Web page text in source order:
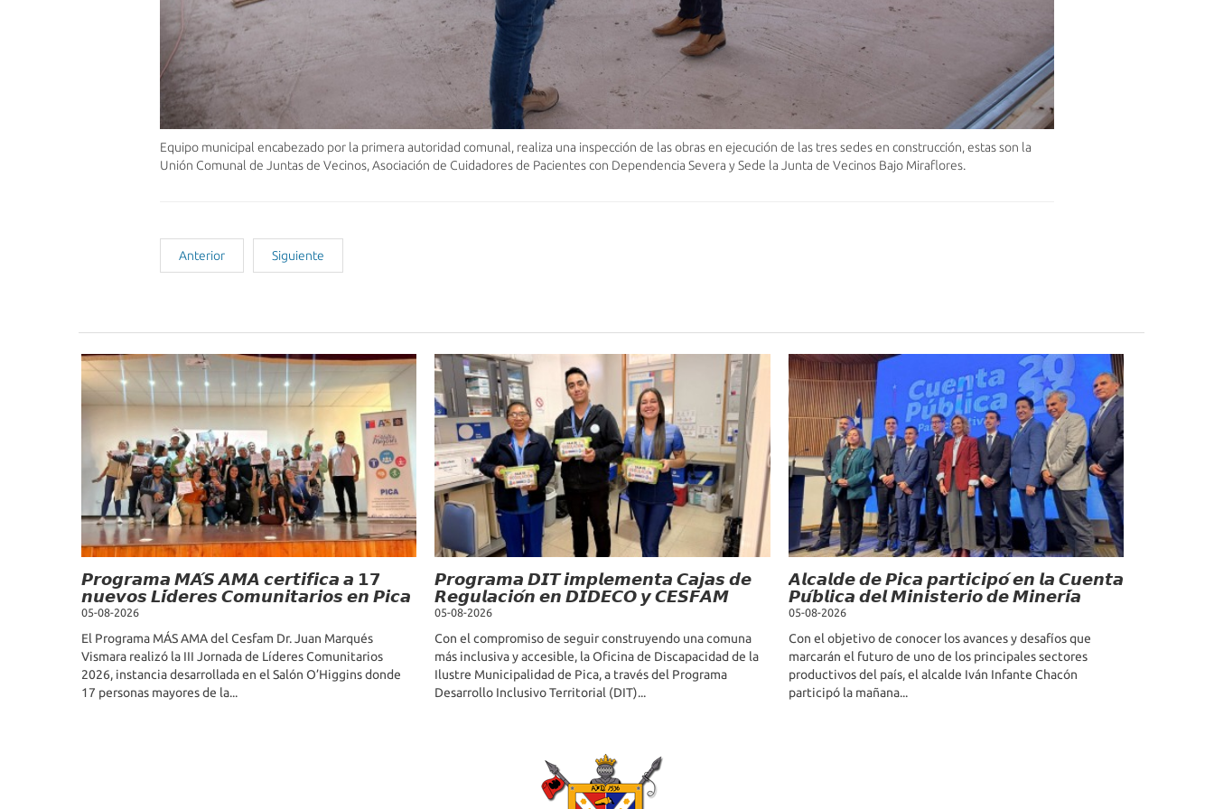
Equipo municipal encabezado por la primera autoridad comunal, realiza una inspección de las obras en ejecución de las tres sedes en construcción, estas son la
Unión Comunal de Juntas de Vecinos, Asociación de Cuidadores de Pacientes con Dependencia Severa y Sede la Junta de Vecinos Bajo Miraflores.
Anterior Siguiente
𝙋𝙧𝙤𝙜𝙧𝙖𝙢𝙖 𝙈𝘼́𝙎 𝘼𝙈𝘼 𝙘𝙚𝙧𝙩𝙞𝙛𝙞𝙘𝙖 𝙖 𝟭𝟳
𝙣𝙪𝙚𝙫𝙤𝙨 𝙇𝙞́𝙙𝙚𝙧𝙚𝙨 𝘾𝙤𝙢𝙪𝙣𝙞𝙩𝙖𝙧𝙞𝙤𝙨 𝙚𝙣 𝙋𝙞𝙘𝙖
05-08-2026
El Programa MÁS AMA del Cesfam Dr. Juan Marqués
Vismara realizó la III Jornada de Líderes Comunitarios
2026, instancia desarrollada en el Salón O’Higgins donde
17 personas mayores de la...
𝙋𝙧𝙤𝙜𝙧𝙖𝙢𝙖 𝘿𝙄𝙏 𝙞𝙢𝙥𝙡𝙚𝙢𝙚𝙣𝙩𝙖 𝘾𝙖𝙟𝙖𝙨 𝙙𝙚
𝙍𝙚𝙜𝙪𝙡𝙖𝙘𝙞𝙤́𝙣 𝙚𝙣 𝘿𝙄𝘿𝙀𝘾𝙊 𝙮 𝘾𝙀𝙎𝙁𝘼𝙈
05-08-2026
Con el compromiso de seguir construyendo una comuna
más inclusiva y accesible, la Oficina de Discapacidad de la
Ilustre Municipalidad de Pica, a través del Programa
Desarrollo Inclusivo Territorial (DIT)...
𝘼𝙡𝙘𝙖𝙡𝙙𝙚 𝙙𝙚 𝙋𝙞𝙘𝙖 𝙥𝙖𝙧𝙩𝙞𝙘𝙞𝙥𝙤́ 𝙚𝙣 𝙡𝙖 𝘾𝙪𝙚𝙣𝙩𝙖
𝙋𝙪́𝙗𝙡𝙞𝙘𝙖 𝙙𝙚𝙡 𝙈𝙞𝙣𝙞𝙨𝙩𝙚𝙧𝙞𝙤 𝙙𝙚 𝙈𝙞𝙣𝙚𝙧𝙞́𝙖
05-08-2026
Con el objetivo de conocer los avances y desafíos que
marcarán el futuro de uno de los principales sectores
productivos del país, el alcalde Iván Infante Chacón
participó la mañana...